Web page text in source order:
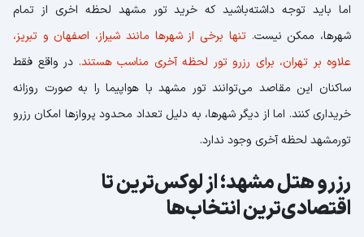
اما باید توجه داشته‌باشید که خرید تور مشهد لحظه اخری از تمام
شهرها، ممکن نیست. تنها برخی از شهرها مانند شیراز، اصفهان و تبریز،
علاوه بر تهران، برای رزرو تور لحظه آخری مناسب هستند. در واقع فقط
ساکنان این مقاصد می‌توانند تور مشهد با هواپیما را به صورت روزانه
خریداری کنند. اما از دیگر شهرها، به دلیل تعداد محدود پروازها امکان رزرو
تورمشهد لحظه آخری وجود ندارد.
رزرو هتل مشهد؛ از لوکس‌ترین تا
اقتصادی‌ترین انتخاب‌ها